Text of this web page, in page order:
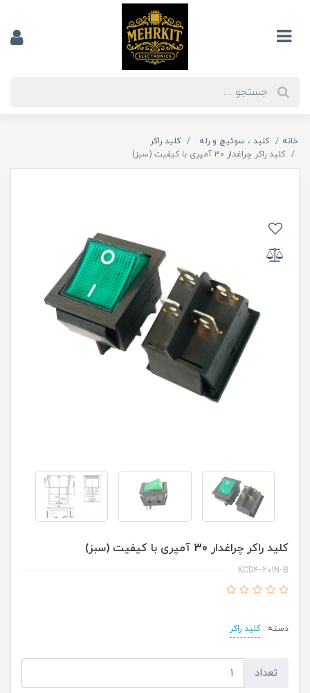
خانه کلید ، سوئیچ و رله
کلید راکر
کلید راکر چراغدار 30 آمپری با کیفیت (سبز)
کلید راکر چراغدار 30 آمپری با کیفیت (سبز)
KCD4-201N-B
دسته :کلید راکر
تعداد